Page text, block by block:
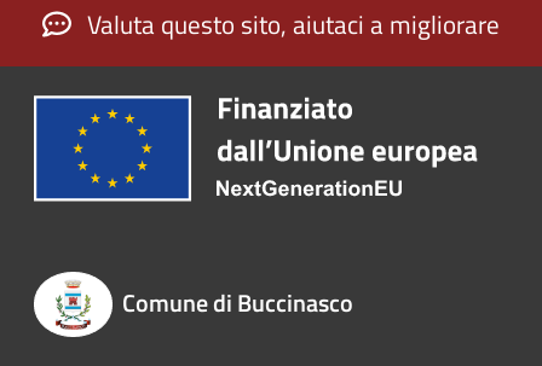
Valuta questo sito, aiutaci a migliorare
Comune di Buccinasco